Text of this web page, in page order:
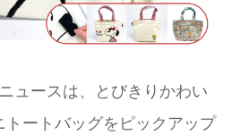
ュースは、とびきりかわい
ートバッグをピックアップ